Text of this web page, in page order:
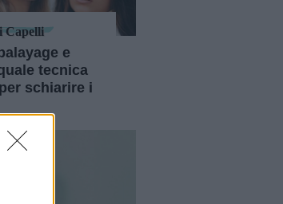
Capelli
e
tecnica
schiarire i